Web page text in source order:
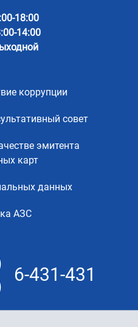
18:00
14:00
коррупции
совет
эмитента
карт
данных
АЗС
6-431-431